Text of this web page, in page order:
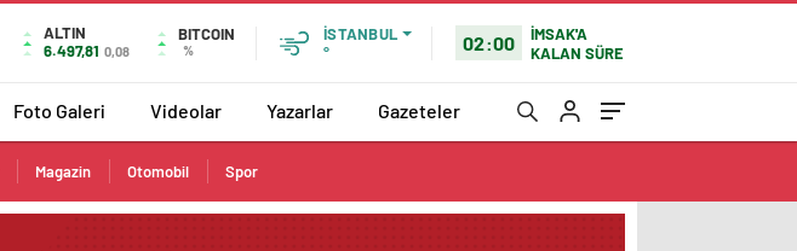
ALTIN
6.497,81 0,08
BITCOIN
%
İSTANBUL
°
02:00
İMSAK'A
KALAN SÜRE
Foto Galeri Videolar Yazarlar Gazeteler
Magazin Otomobil Spor